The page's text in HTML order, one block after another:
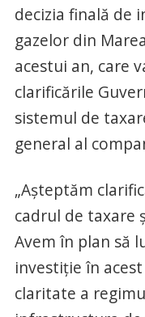
decizia finală de
gazelor din
acestui an, care
clarificările
sistemul de
general al
„Aşteptăm
cadrul de taxare
Avem în plan să
investiţie în
claritate a